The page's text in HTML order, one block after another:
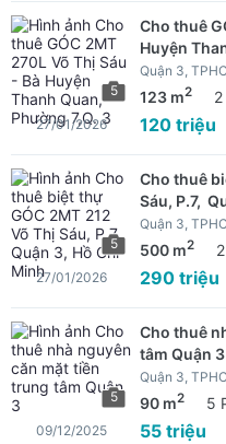
5
Cho thuê
Huyện
Quận 3,
123 m2
120 triệu
27/01/2026
5
Cho thuê
Sáu, P.7,
Quận 3,
500 m2
290 triệu
27/01/2026
5
Cho thuê
tâm Quận 3
Quận 3,
90 m2 5
55 triệu
09/12/2025